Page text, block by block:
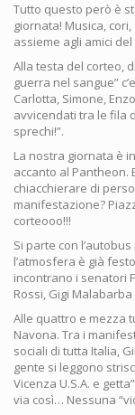
Tutto questo però è
giornata! Musica,
assieme agli amici
Alla testa del corteo,
guerra nel sangue”
Carlotta, Simone,
avvicendati tra le fila
sprechi!”.
La nostra giornata è
accanto al Pantheon.
chiacchierare di
manifestazione?
corteooo!!!
Si parte con
l’atmosfera è già
incontrano i senatori
Rossi, Gigi
Alle quattro e mezza
Navona. Tra i
sociali di tutta Italia,
gente si leggono
Vicenza U.S.A. e getta”
via così… Nessuna